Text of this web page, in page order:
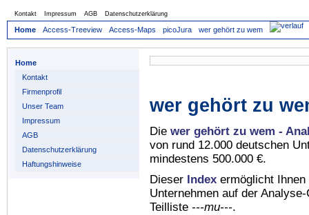
Kontakt Impressum AGB Datenschutzerklärung
Home Access-Treeview Access-Maps picoJura wer gehört zu wem
Home
Kontakt
Firmenprofil
Unser Team
Impressum
AGB
Datenschutzerklärung
Haftungshinweise
wer gehört zu
Die wer gehört zu wem -
von rund 12.000 deutschen
mindestens 500.000 €.
Dieser Index ermöglicht
Unternehmen auf der
Teilliste ---mu---.